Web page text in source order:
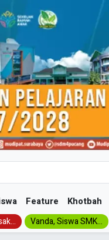
Feature Khotbah
Vanda, Siswa SMK...